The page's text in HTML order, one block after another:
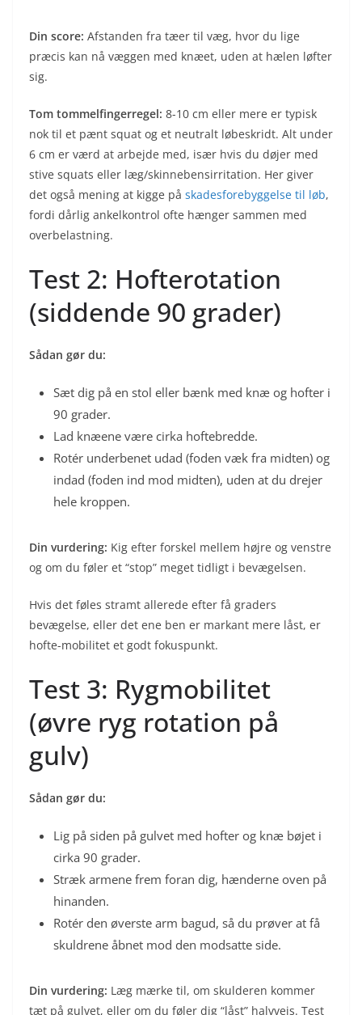
Din score: Afstanden fra tæer til væg, hvor du lige
præcis kan nå væggen med knæet, uden at hælen løfter
sig.
Tom tommelfingerregel: 8-10 cm eller mere er typisk
nok til et pænt squat og et neutralt løbeskridt. Alt under
6 cm er værd at arbejde med, især hvis du døjer med
stive squats eller læg/skinnebensirritation. Her giver
det også mening at kigge på skadesforebyggelse til løb,
fordi dårlig ankelkontrol ofte hænger sammen med
overbelastning.
Test 2: Hofterotation
(siddende 90 grader)
Sådan gør du:
Sæt dig på en stol eller bænk med knæ og hofter i
90 grader.
Lad knæene være cirka hoftebredde.
Rotér underbenet udad (foden væk fra midten) og
indad (foden ind mod midten), uden at du drejer
hele kroppen.
Din vurdering: Kig efter forskel mellem højre og venstre
og om du føler et “stop” meget tidligt i bevægelsen.
Hvis det føles stramt allerede efter få graders
bevægelse, eller det ene ben er markant mere låst, er
hofte-mobilitet et godt fokuspunkt.
Test 3: Rygmobilitet
(øvre ryg rotation på
gulv)
Sådan gør du:
Lig på siden på gulvet med hofter og knæ bøjet i
cirka 90 grader.
Stræk armene frem foran dig, hænderne oven på
hinanden.
Rotér den øverste arm bagud, så du prøver at få
skuldrene åbnet mod den modsatte side.
Din vurdering: Læg mærke til, om skulderen kommer
tæt på gulvet, eller om du føler dig “låst” halvvejs. Test